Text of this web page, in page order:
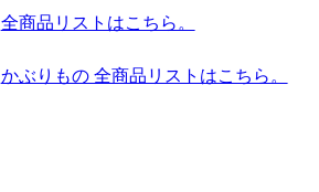
全商品リストはこちら。
かぶりもの 全商品リストはこちら。